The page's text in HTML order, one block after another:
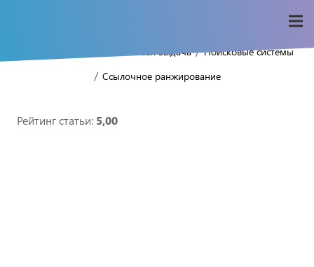
Поисковая выдача / Поисковые системы
/ Ссылочное ранжирование
Рейтинг статьи: 5,00